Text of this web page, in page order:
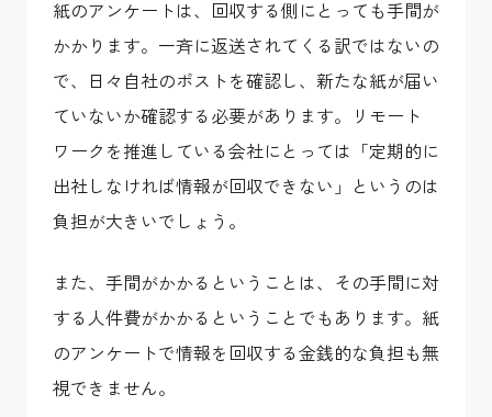
紙のアンケートは、回収する側にとっても手間が
かかります。一斉に返送されてくる訳ではないの
で、日々自社のポストを確認し、新たな紙が届い
ていないか確認する必要があります。リモート
ワークを推進している会社にとっては「定期的に
出社しなければ情報が回収できない」というのは
負担が大きいでしょう。
また、手間がかかるということは、その手間に対
する人件費がかかるということでもあります。紙
のアンケートで情報を回収する金銭的な負担も無
視できません。